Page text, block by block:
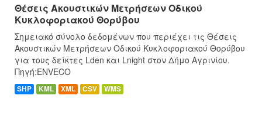
Θέσεις Ακουστικών Μετρήσεων Οδικού
Κυκλοφοριακού Θορύβου
Σημειακό σύνολο δεδομένων που περιέχει τις Θέσεις
Ακουστικών Μετρήσεων Οδικού Κυκλοφοριακού Θορύβου
για τους δείκτες Lden και Lnight στον Δήμο Αγρινίου.
Πηγή:ENVECO
SHP KML XML CSV WMS